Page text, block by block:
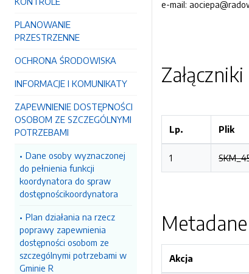
PLANOWANIE
PRZESTRZENNE
OCHRONA ŚRODOWISKA
INFORMACJE I KOMUNIKATY
ZAPEWNIENIE DOSTĘPNOŚCI
OSOBOM ZE SZCZEGÓLNYMI
POTRZEBAMI
Dane osoby wyznaczonej
do pełnienia funkcji
koordynatora do spraw
dostępnościkoordynatora
Plan działania na rzecz
poprawy zapewnienia
dostępności osobom ze
szczególnymi potrzebami w
Gminie R
e-mail:
Lp. Plik
1
Akcja